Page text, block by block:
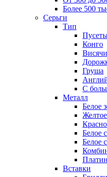
Более 500
Серьги
Тип
Конго
Груша
С
Металл
Белое
Белое
Белое
Вставки